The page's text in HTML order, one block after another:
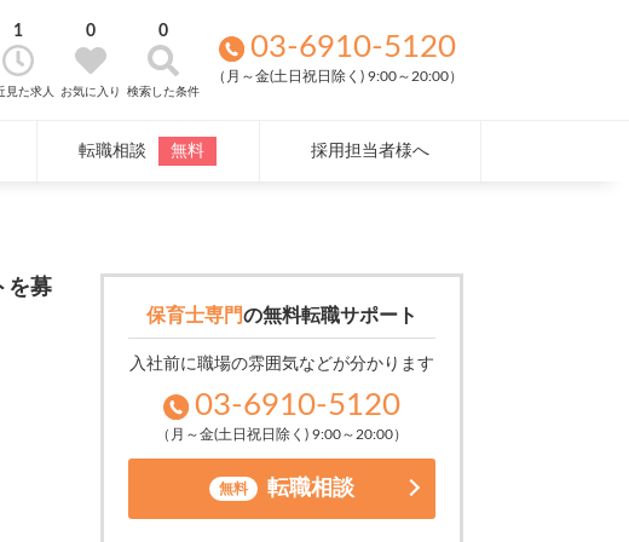
1
見た求人
0
お気に入り
0
検索した条件
03-6910-5120
（月～金(土日祝日除く) 9:00～20:00）
転職相談 無料 採用担当者様へ
を募
保育士専門の無料転職サポート
入社前に職場の雰囲気などが分かります
03-6910-5120
（月～金(土日祝日除く) 9:00～20:00）
無料 転職相談